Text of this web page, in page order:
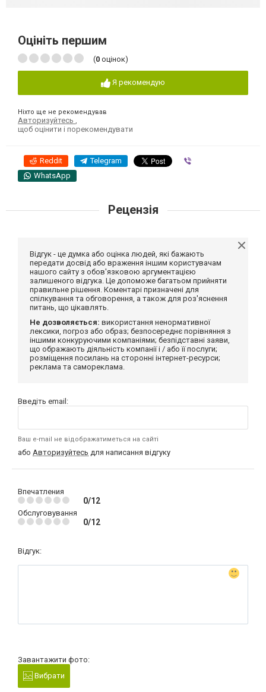
Оцініть першим
(0 оцінок)
Я рекомендую
Ніхто ще не рекомендував
Авторизуйтесь
щоб оцінити і порекомендувати
Reddit Telegram
WhatsApp
Рецензія
Відгук - це думка або оцінка людей, які бажають
передати досвід або враження іншим користувачам
нашого сайту з обов'язковою аргументацією
залишеного відгука. Це допоможе багатьом прийняти
правильне рішення. Коментарі призначені для
спілкування та обговорення, а також для роз'яснення
питань, що цікавлять.
Не дозволяється: використання ненормативної
лексики, погроз або образ; безпосереднє порівняння з
іншими конкуруючими компаніями; безпідставні заяви,
що ображають діяльність компанії і / або її послуги;
розміщення посилань на сторонні інтернет-ресурси;
реклама та самореклама.
Введіть email:
Ваш e-mail не відображатиметься на сайті
або Авторизуйтесь для написання відгуку
Впечатления
0/12
Обслуговування
0/12
Відгук:
Завантажити фото:
Вибрати